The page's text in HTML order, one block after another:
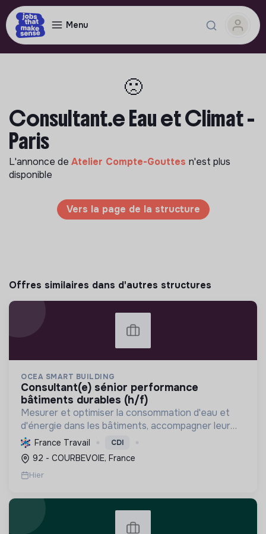
Menu
🙁
Consultant.e Eau et Climat -
Paris
L'annonce de Atelier Compte-Gouttes n'est plus
disponible
Vers la page de la structure
Offres similaires dans d'autres structures
OCEA SMART BUILDING
consultant(e) sénior performance
bâtiments durables (h/f)
Mesurer et optimiser la consommation d'eau et
d'énergie dans les bâtiments, accompagner leur
décarbonation et la conformité réglementaire
pour une transition énergétique durable.
France Travail CDI
92 - COURBEVOIE, France
Hier